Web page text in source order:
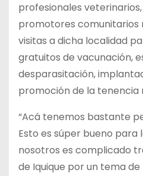
profesionales
promotores comunitarios
visitas a dicha localidad
gratuitos de vacunación,
desparasitación,
promoción de la tenencia
“Acá tenemos bastante
Esto es súper bueno para
nosotros es complicado
de Iquique por un tema